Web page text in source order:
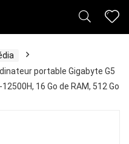
portable Gigabyte G5
16 Go de RAM, 512 Go